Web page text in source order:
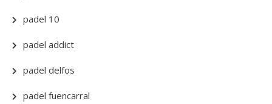
padel 10
padel addict
padel delfos
padel fuencarral